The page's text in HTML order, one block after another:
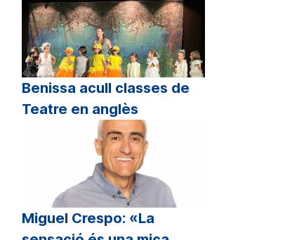
Benissa acull classes de
Teatre en anglès
Miguel Crespo: «La